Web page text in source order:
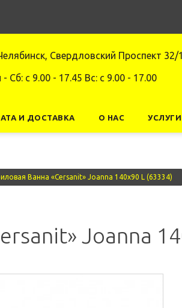
Свердловский Проспект
- Сб: c 9.00 - 17.45 Вс: c 9.00 - 17.00
И ДОСТАВКА О НАС УСЛУГИ
Ванна «Cersanit» Joanna 140х90 L (63334)
Joanna